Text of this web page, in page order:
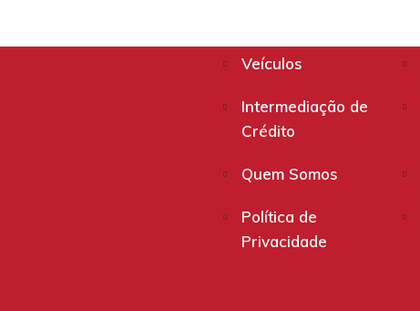
Veículos
Intermediação de
Crédito
Quem Somos
Política de
Privacidade